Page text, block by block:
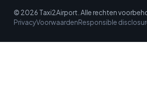
© 2026 Taxi2Airport. Alle rechten
PrivacyVoorwaardenResponsible